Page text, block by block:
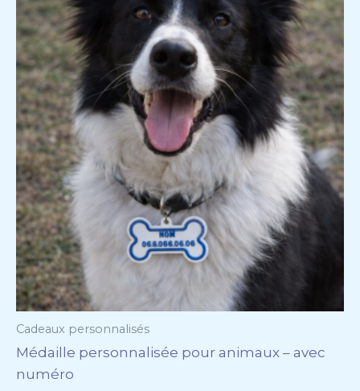
Cadeaux personnalisés
Médaille personnalisée pour animaux – avec
numéro